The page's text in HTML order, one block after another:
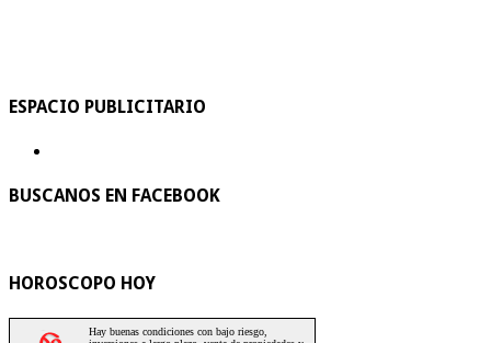
ESPACIO PUBLICITARIO
BUSCANOS EN FACEBOOK
HOROSCOPO HOY